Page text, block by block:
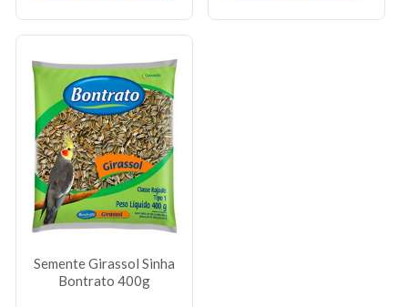
Semente Girassol Sinha
Bontrato 400g